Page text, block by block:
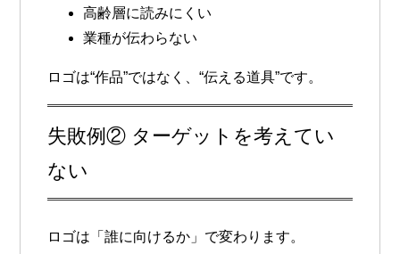
高齢層に読みにくい
業種が伝わらない
ロゴは“作品”ではなく、“伝える道具”です。
失敗例② ターゲットを考えてい
ない
ロゴは「誰に向けるか」で変わります。